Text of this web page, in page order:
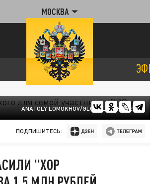
МОСКВА
ANATOLY LOMOKHOV/GLOBALLOOKPRESS
ПОДПИШИТЕСЬ:
"ХОР